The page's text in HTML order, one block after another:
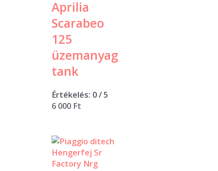
Aprilia
Scarabeo
125
üzemanyag
tank
Értékelés: 0/ 5
6 000 Ft